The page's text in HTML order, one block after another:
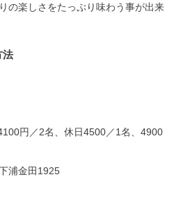
の楽しさをたっぷり味わう事が出来
法
円／2名、休日4500／1名、4900
浦金田1925